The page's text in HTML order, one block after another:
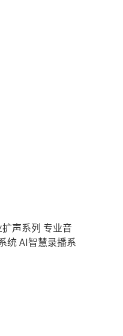
声系列 专业音
统AI智慧录播系